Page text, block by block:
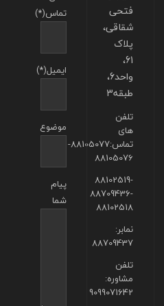
تماس(*)
ایمیل(*)
موضوع
پیام
شما
فتحی
شقاقی،
پلاک
61،
واحد6،
طبقه3
تلفن
های
تماس:88105077-
88105076
88102519-
88709436-
88102518
نمابر:
88709437
تلفن
مشاوره:
9099071642